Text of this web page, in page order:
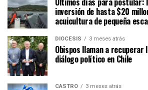
inversión de hasta $20
acuicultura de pequeña
DIÓCESIS 3 meses atrás
Obispos llaman a recuperar
diálogo político en Chile
CASTRO 3 meses atrás